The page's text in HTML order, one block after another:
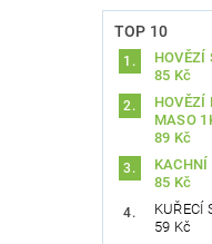
TOP 10
HOVĚZÍ
85 Kč
HOVĚZÍ
MASO
89 Kč
KACHNÍ
85 Kč
KUŘECÍ
59 Kč